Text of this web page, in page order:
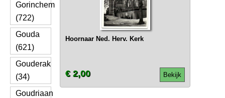
Gorinchem
(722)
Gouda
(621)
Gouderak
(34)
Goudriaan
Hoornaar Ned. Herv. Kerk
Bekijk
€ 2,00